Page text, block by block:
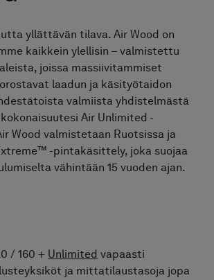
yllättävän tilava. Air Wood on
kaikkein ylellisin – valmistettu
joissa massiivitammiset
laadun ja käsityötaidon
valmiista yhdistelmästä
Air Unlimited -
Wood valmistetaan Ruotsissa ja
-pintakäsittely, joka suojaa
vähintään 15 vuoden ajan.
/ 160 + Unlimited vapaasti
ja mittatilaustasoja jopa